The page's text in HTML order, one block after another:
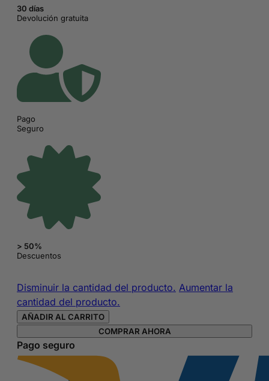
30 días
Devolución gratuita
Pago
Seguro
> 50%
Descuentos
Disminuir la cantidad del producto. Pintalabios
Hydrating
Shaping
Aumentar la
cantidad del producto.
AÑADIR AL CARRITO
COMPRAR AHORA
Pago seguro